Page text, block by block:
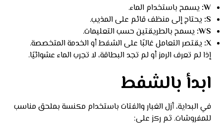
W: يسمح باستخدام الماء.
S: يحتاج إلى منظف قائم على المذيب.
WS: يسمح بالطريقتين حسب التعليمات.
X: يقتصر التعامل غالبًا على الشفط أو الخدمة المتخصصة.
إذا لم تعرف الرمز أو لم تجد البطاقة، لا تجرب الماء عشوائيًا.
ابدأ بالشفط
في البداية، أزل الغبار والفتات باستخدام مكنسة بملحق مناسب
للمفروشات. ثم ركز على: